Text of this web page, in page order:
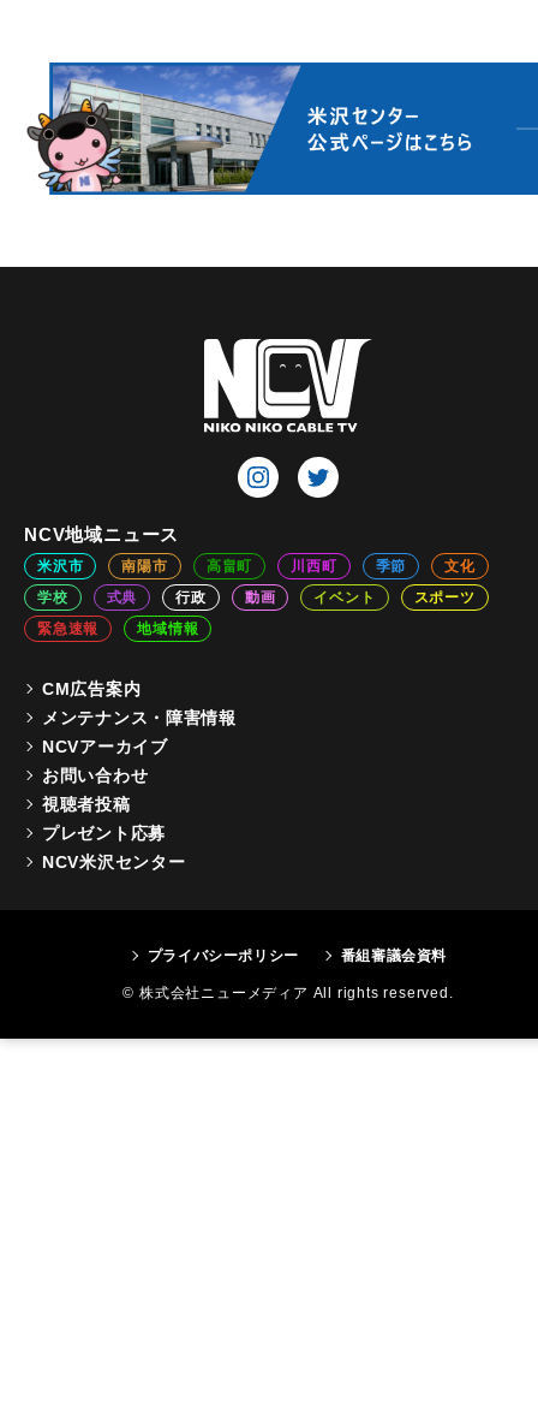
NCV地域ニュース
米沢市 南陽市 高畠町 川西町 季節
文化
学校
式典 行政 動画 イベント
スポーツ
緊急速報
地域情報
CM広告案内
メンテナンス・障害情報
NCVアーカイブ
お問い合わせ
視聴者投稿
プレゼント応募
NCV米沢センター
プライバシーポリシー 番組審議会資料
© 株式会社ニューメディア All rights reserved.